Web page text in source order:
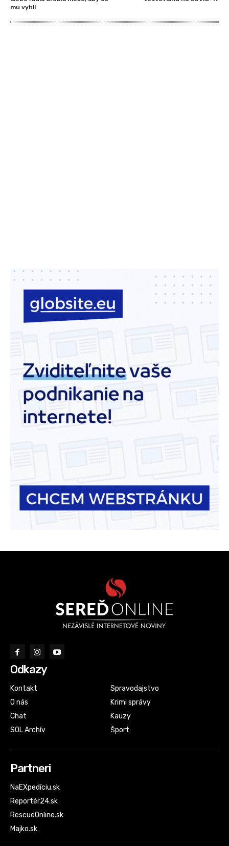
mu vyhli
Odkazy
Kontakt
O nás
Chat
SOL Archív
Spravodajstvo
Krimi správy
Kauzy
Šport
Partneri
NaEXpedíciu.sk
Reportér24.sk
RescueOnline.sk
Majko.sk